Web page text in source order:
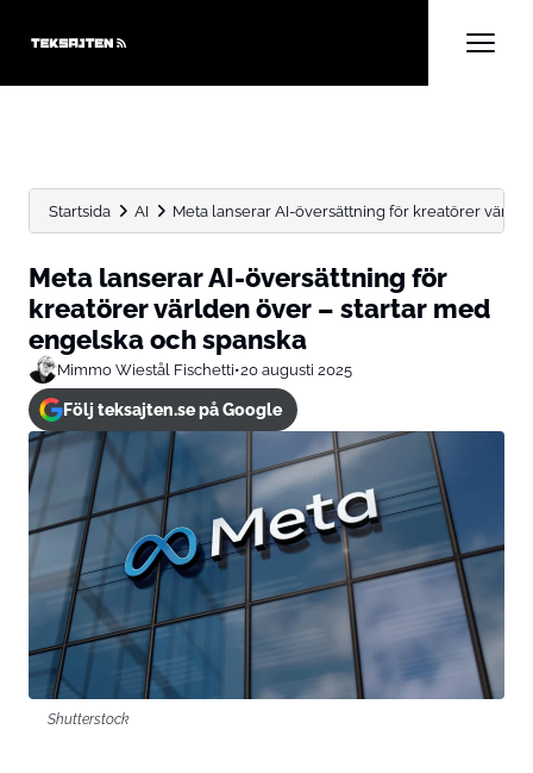
Startsida AI Meta lanserar AI-översättning för kreatörer
Meta lanserar AI-översättning för
kreatörer världen över – startar med
engelska och spanska
Mimmo Wiestål Fischetti•20 augusti 2025
Följ teksajten.se på Google
Shutterstock